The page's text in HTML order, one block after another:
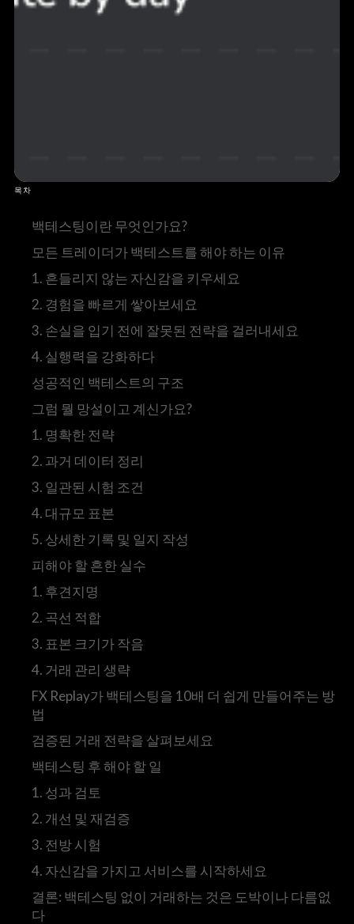
목차
백테스팅이란 무엇인가요?
모든 트레이더가 백테스트를 해야 하는 이유
1. 흔들리지 않는 자신감을 키우세요
2. 경험을 빠르게 쌓아보세요
3. 손실을 입기 전에 잘못된 전략을 걸러내세요
4. 실행력을 강화하다
성공적인 백테스트의 구조
그럼 뭘 망설이고 계신가요?
1. 명확한 전략
2. 과거 데이터 정리
3. 일관된 시험 조건
4. 대규모 표본
5. 상세한 기록 및 일지 작성
피해야 할 흔한 실수
1. 후견지명
2. 곡선 적합
3. 표본 크기가 작음
4. 거래 관리 생략
FX Replay가 백테스팅을 10배 더 쉽게 만들어주는 방
법
검증된 거래 전략을 살펴보세요
백테스팅 후 해야 할 일
1. 성과 검토
2. 개선 및 재검증
3. 전방 시험
4. 자신감을 가지고 서비스를 시작하세요
결론: 백테스팅 없이 거래하는 것은 도박이나 다름없
다